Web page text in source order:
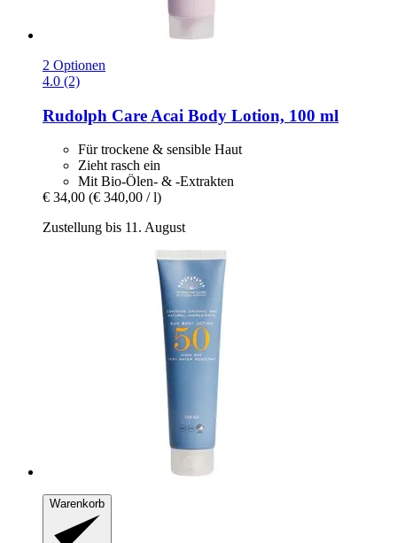
2 Optionen
4.0 (2)
Rudolph Care Acai Body Lotion, 100 ml
Für trockene & sensible Haut
Zieht rasch ein
Mit Bio-Ölen- & -Extrakten
€ 34,00 (€ 340,00 / l)
Zustellung bis 11. August
Warenkorb